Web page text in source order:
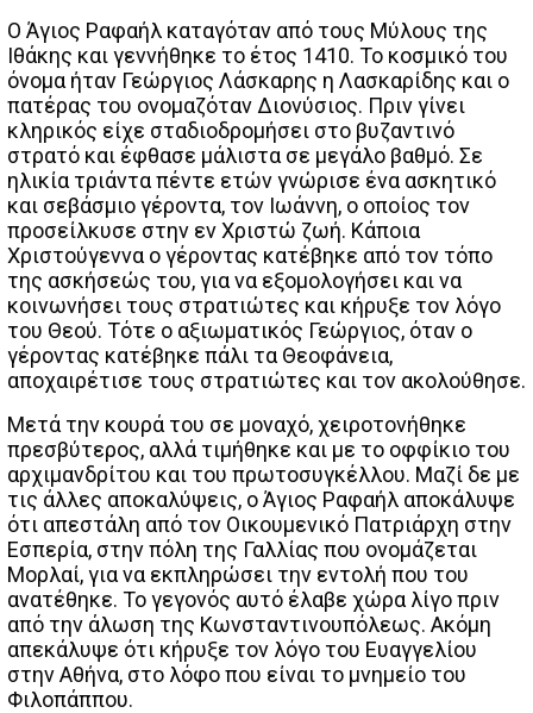
Ο Άγιος Ραφαήλ καταγόταν από τους Μύλους της
Ιθάκης και γεννήθηκε το έτος 1410. Το κοσμικό του
όνομα ήταν Γεώργιος Λάσκαρης η Λασκαρίδης και ο
πατέρας του ονομαζόταν Διονύσιος. Πριν γίνει
κληρικός είχε σταδιοδρομήσει στο βυζαντινό
στρατό και έφθασε μάλιστα σε μεγάλο βαθμό. Σε
ηλικία τριάντα πέντε ετών γνώρισε ένα ασκητικό
και σεβάσμιο γέροντα, τον Ιωάννη, ο οποίος τον
προσείλκυσε στην εν Χριστώ ζωή. Κάποια
Χριστούγεννα ο γέροντας κατέβηκε από τον τόπο
της ασκήσεώς του, για να εξομολογήσει και να
κοινωνήσει τους στρατιώτες και κήρυξε τον λόγο
του Θεού. Τότε ο αξιωματικός Γεώργιος, όταν ο
γέροντας κατέβηκε πάλι τα Θεοφάνεια,
αποχαιρέτισε τους στρατιώτες και τον ακολούθησε.
Μετά την κουρά του σε μοναχό, χειροτονήθηκε
πρεσβύτερος, αλλά τιμήθηκε και με το οφφίκιο του
αρχιμανδρίτου και του πρωτοσυγκέλλου. Μαζί δε με
τις άλλες αποκαλύψεις, ο Άγιος Ραφαήλ αποκάλυψε
ότι απεστάλη από τον Οικουμενικό Πατριάρχη στην
Εσπερία, στην πόλη της Γαλλίας που ονομάζεται
Μορλαί, για να εκπληρώσει την εντολή που του
ανατέθηκε. Το γεγονός αυτό έλαβε χώρα λίγο πριν
από την άλωση της Κωνσταντινουπόλεως. Ακόμη
απεκάλυψε ότι κήρυξε τον λόγο του Ευαγγελίου
στην Αθήνα, στο λόφο που είναι το μνημείο του
Φιλοπάππου.